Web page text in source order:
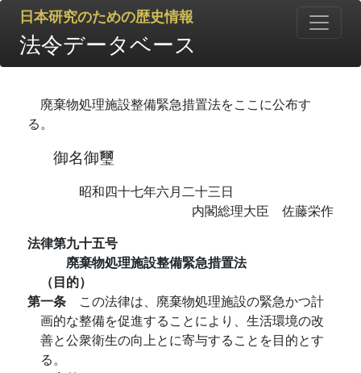
日本研究のための歴史情報
法令データベース
廃棄物処理施設整備緊急措置法をここに公布す
る。
御名御璽
昭和四十七年六月二十三日
内閣総理大臣 佐藤栄作
法律第九十五号
廃棄物処理施設整備緊急措置法
（目的）
第一条 この法律は、廃棄物処理施設の緊急かつ計
画的な整備を促進することにより、生活環境の改
善と公衆衛生の向上とに寄与することを目的とす
る。